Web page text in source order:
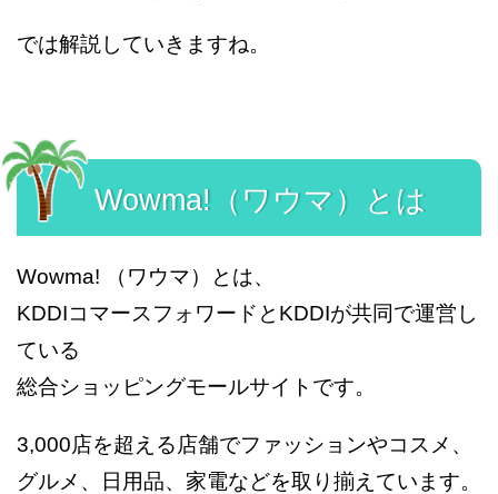
では解説していきますね。
Wowma!（ワウマ）とは
Wowma! （ワウマ）とは、
KDDIコマースフォワードとKDDIが共同で運営し
ている
総合ショッピングモールサイトです。
3,000店を超える店舗でファッションやコスメ、
グルメ、日用品、家電などを取り揃えています。